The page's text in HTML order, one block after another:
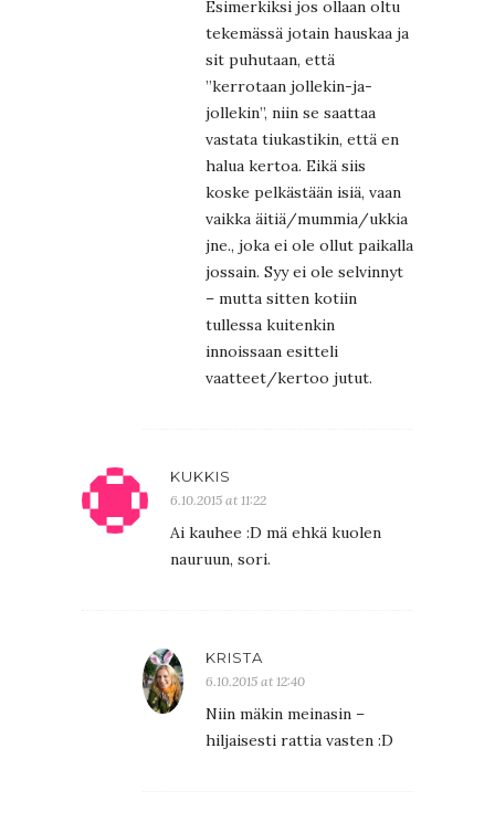
Esimerkiksi jos ollaan oltu
tekemässä jotain hauskaa ja
sit puhutaan, että
”kerrotaan jollekin-ja-
jollekin”, niin se saattaa
vastata tiukastikin, että en
halua kertoa. Eikä siis
koske pelkästään isiä, vaan
vaikka äitiä/mummia/ukkia
jne., joka ei ole ollut paikalla
jossain. Syy ei ole selvinnyt
– mutta sitten kotiin
tullessa kuitenkin
innoissaan esitteli
vaatteet/kertoo jutut.
KUKKIS
6.10.2015 at 11:22
Ai kauhee :D mä ehkä kuolen
nauruun, sori.
KRISTA
6.10.2015 at 12:40
Niin mäkin meinasin –
hiljaisesti rattia vasten :D